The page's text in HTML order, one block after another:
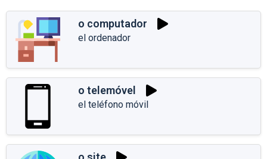
o computador
el ordenador
o telemóvel
el teléfono móvil